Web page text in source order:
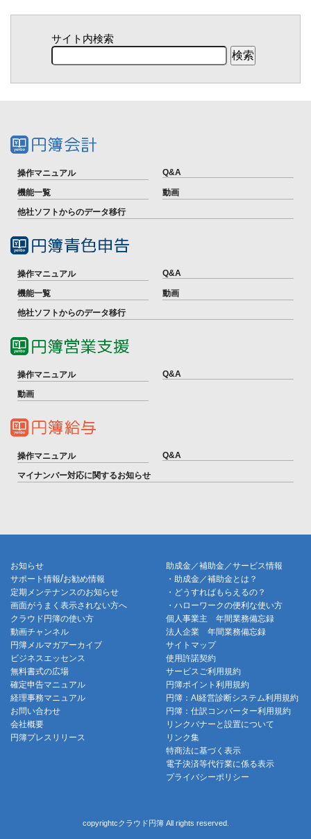
サイト内検索
操作マニュアル Q&A
機能一覧
動画
他社ソフトからのデータ移行
操作マニュアル Q&A
機能一覧
動画
他社ソフトからのデータ移行
操作マニュアル Q&A
動画
操作マニュアル Q&A
マイナンバー対応に関するお知らせ
お知らせ
サポート情報/お勧め情報
定期メンテナンスのお知らせ
画面がうまく表示されない方へ
クラウド円簿の使い方
動画チャンネル
円簿メルマガアーカイブ
助成金／補助金／サービス情報
・助成金／補助金とは？
・どうすればもらえるの？
・ハローワークの便利な使い方
個人事業主 年間業務備忘録
法人企業 年間業務備忘録
サイトマップ
ビジネスエッセンス
無料書式の広場
確定申告マニュアル
経理事務マニュアル
お問い合わせ
会社概要
円簿プレスリリース
使用許諾契約
サービスご利用規約
円簿ポイント利用規約
円簿：AI経営診断システム利用規約
円簿：仕訳コンバーター利用規約
リンクバナーと設置について
リンク集
特商法に基づく表示
電子決済等代行業に係る表示
プライバシーポリシー
copyrightcクラウド円簿 All rights reserved.